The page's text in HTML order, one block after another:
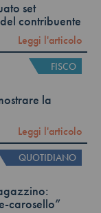
set
contribuente
Leggi l'articolo
FISCO
la
Leggi l'articolo
QUOTIDIANO
carosello”